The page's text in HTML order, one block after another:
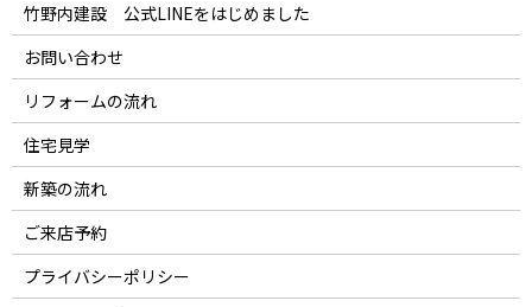
竹野内建設 公式LINEをはじめました
お問い合わせ
リフォームの流れ
住宅見学
新築の流れ
ご来店予約
プライバシーポリシー